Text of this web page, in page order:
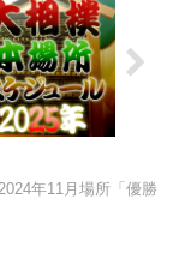
年11月場所「優勝